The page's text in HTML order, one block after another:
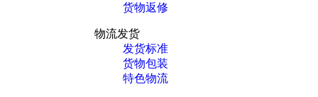
货物返修
物流发货
发货标准
货物包装
特色物流